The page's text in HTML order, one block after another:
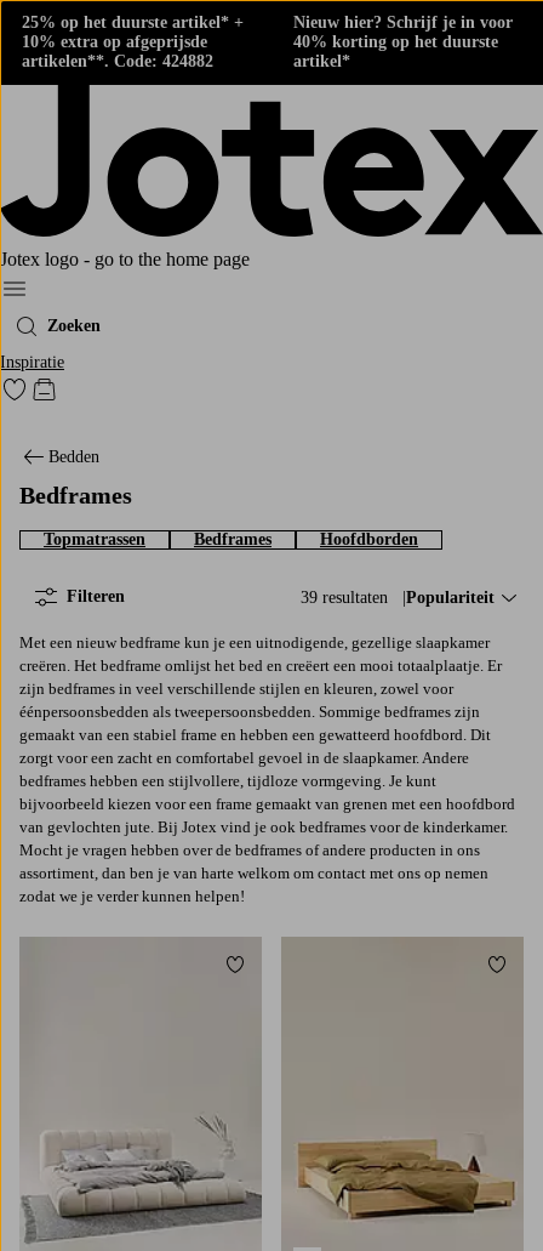
25% op het duurste artikel* +
10% extra op afgeprijsde
artikelen**. Code: 424882
Nieuw hier? Schrijf je in voor
40% korting op het duurste
artikel*
Jotex logo - go to the home page
Menu
Zoeken
Inspiratie
Ga naar favoriet gemarkeerde producten
Go to checkout
Bedden
Bedframes
Topmatrassen Bedframes Hoofdborden
39 resultaten Sorteer op:
Populariteit
Filteren
Met een nieuw bedframe kun je een uitnodigende, gezellige slaapkamer
creëren. Het bedframe omlijst het bed en creëert een mooi totaalplaatje. Er
zijn bedframes in veel verschillende stijlen en kleuren, zowel voor
éénpersoonsbedden als tweepersoonsbedden. Sommige bedframes zijn
gemaakt van een stabiel frame en hebben een gewatteerd hoofdbord. Dit
zorgt voor een zacht en comfortabel gevoel in de slaapkamer. Andere
bedframes hebben een stijlvollere, tijdloze vormgeving. Je kunt
bijvoorbeeld kiezen voor een frame gemaakt van grenen met een hoofdbord
van gevlochten jute. Bij Jotex vind je ook bedframes voor de kinderkamer.
Mocht je vragen hebben over de bedframes of andere producten in ons
assortiment, dan ben je van harte welkom om contact met ons op nemen
zodat we je verder kunnen helpen!
Toevoegen aan favorieten